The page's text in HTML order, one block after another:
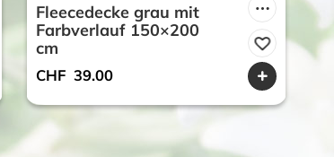
Fleecedecke grau mit
Farbverlauf 150×200
cm
CHF 39.00